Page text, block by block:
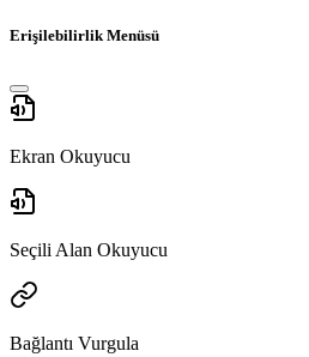
Erişilebilirlik Menüsü
Ekran Okuyucu
Seçili Alan Okuyucu
Bağlantı Vurgula